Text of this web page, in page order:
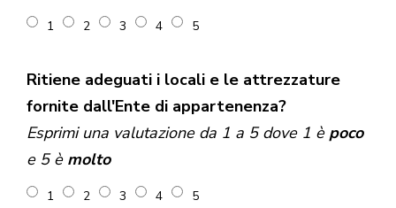
1 2 3 4 5
Ritiene adeguati i locali e le attrezzature
fornite dall'Ente di appartenenza?
Esprimi una valutazione da 1 a 5 dove 1 è poco
e 5 è molto
1 2 3 4 5